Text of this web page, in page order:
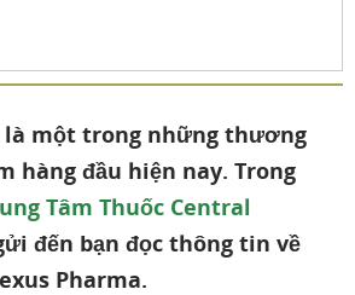
là một trong những thương
hàng đầu hiện nay. Trong
Tâm Thuốc Central
đến bạn đọc thông tin về
Pharma.